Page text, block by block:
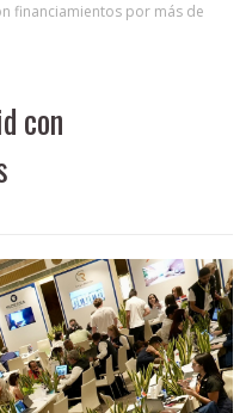
financiamientos por más de
con